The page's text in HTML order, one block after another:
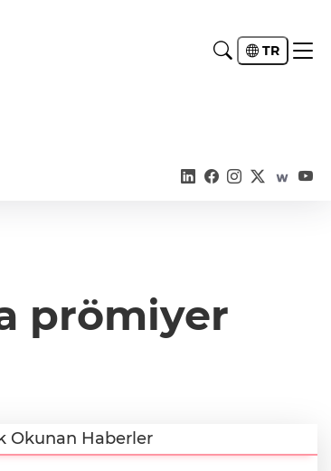
TR
prömiyer
Okunan Haberler